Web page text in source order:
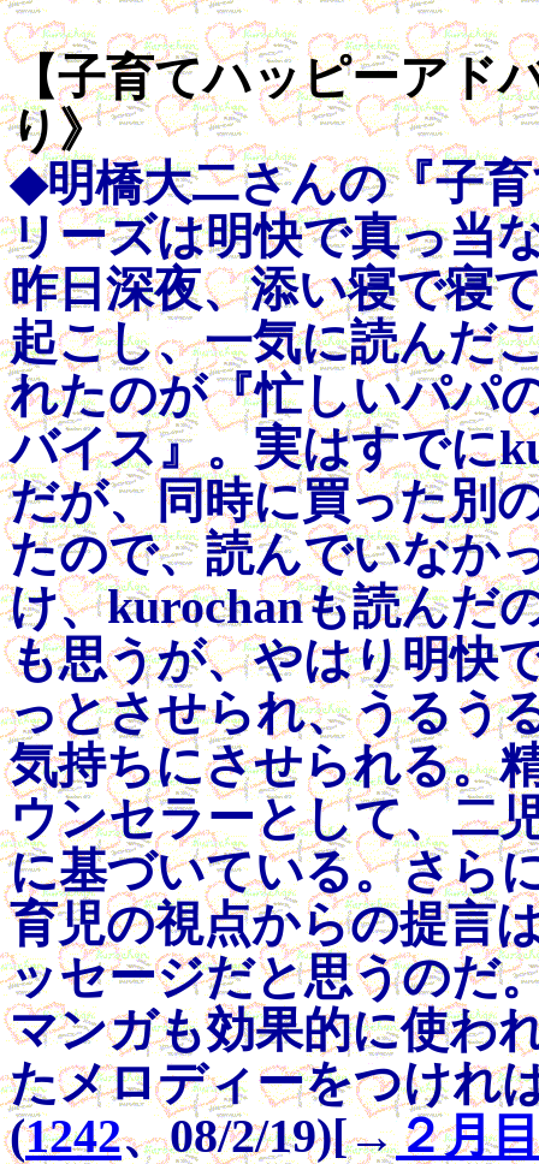
【子育てハッピーアド
り》
◆明橋大二さんの『子
リーズは明快で真っ当
昨日深夜、添い寝で寝
起こし、一気に読んだ
れたのが『忙しいパパ
バイス』。実はすでに
だが、同時に買った別
たので、読んでいなか
け、kurochanも読んだ
も思うが、やはり明快
っとさせられ、うるう
気持ちにさせられる。
ウンセラーとして、二
に基づいている。さら
育児の視点からの提言
ッセージだと思うのだ
マンガも効果的に使わ
たメロディーをつけれ
(1242、08/2/19)[→２月